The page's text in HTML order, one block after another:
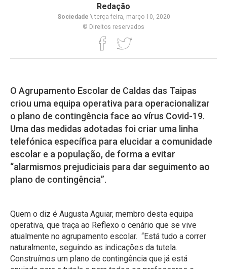
Redação
Sociedade \terça-feira, março 10, 2020
© Direitos reservados
O Agrupamento Escolar de Caldas das Taipas
criou uma equipa operativa para operacionalizar
o plano de contingência face ao vírus Covid-19.
Uma das medidas adotadas foi criar uma linha
telefónica específica para elucidar a comunidade
escolar e a população, de forma a evitar
“alarmismos prejudiciais para dar seguimento ao
plano de contingência”.
Quem o diz é Augusta Aguiar, membro desta equipa
operativa, que traça ao Reflexo o cenário que se vive
atualmente no agrupamento escolar. “Está tudo a correr
naturalmente, seguindo as indicações da tutela.
Construímos um plano de contingência que já está